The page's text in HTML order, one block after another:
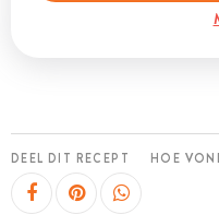
DEEL DIT RECEPT HOE